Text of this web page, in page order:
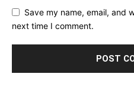
Save my name, email, and
next time I comment.